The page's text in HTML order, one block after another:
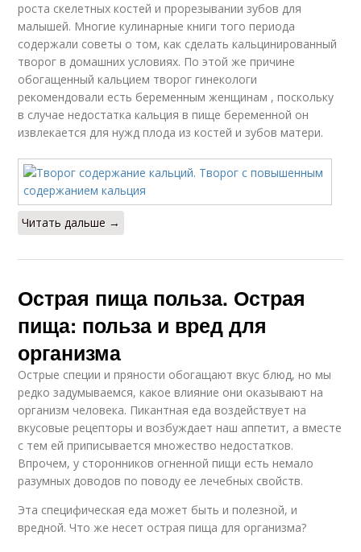
роста скелетных костей и прорезывании зубов для
малышей. Многие кулинарные книги того периода
содержали советы о том, как сделать кальцинированный
творог в домашних условиях. По этой же причине
обогащенный кальцием творог гинекологи
рекомендовали есть беременным женщинам , поскольку
в случае недостатка кальция в пище беременной он
извлекается для нужд плода из костей и зубов матери.
Читать дальше →
Острая пища польза. Острая
пища: польза и вред для
организма
Острые специи и пряности обогащают вкус блюд, но мы
редко задумываемся, какое влияние они оказывают на
организм человека. Пикантная еда воздействует на
вкусовые рецепторы и возбуждает наш аппетит, а вместе
с тем ей приписывается множество недостатков.
Впрочем, у сторонников огненной пищи есть немало
разумных доводов по поводу ее лечебных свойств.
Эта специфическая еда может быть и полезной, и
вредной. Что же несет острая пища для организма?